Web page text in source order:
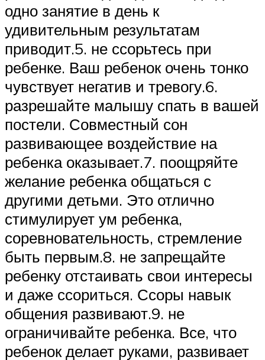
одно занятие в день к
удивительным результатам
приводит.5. не ссорьтесь при
ребенке. Ваш ребенок очень тонко
чувствует негатив и тревогу.6.
разрешайте малышу спать в вашей
постели. Совместный сон
развивающее воздействие на
ребенка оказывает.7. поощряйте
желание ребенка общаться с
другими детьми. Это отлично
стимулирует ум ребенка,
соревновательность, стремление
быть первым.8. не запрещайте
ребенку отстаивать свои интересы
и даже ссориться. Ссоры навык
общения развивают.9. не
ограничивайте ребенка. Все, что
ребенок делает руками, развивает